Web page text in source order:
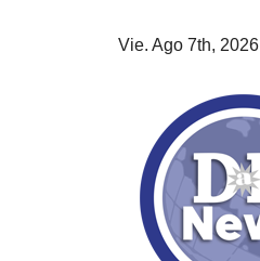
Vie. Ago 7th, 2026